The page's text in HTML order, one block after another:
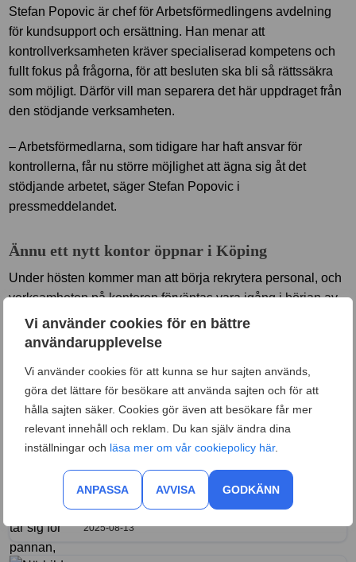
Vi använder cookies för en bättre
användarupplevelse
Vi använder cookies för att kunna se hur sajten används,
göra det lättare för besökare att använda sajten och för att
hålla sajten säker. Cookies gör även att besökare får mer
relevant innehåll och reklam. Du kan själv ändra dina
inställningar och läsa mer om vår cookiepolicy här.
ANPASSA AVVISA GODKÄNN
Stefan Popovic är chef för Arbetsförmedlingens avdelning
för kundsupport och ersättning. Han menar att
kontrollverksamheten kräver specialiserad kompetens och
fullt fokus på frågorna, för att besluten ska bli så rättssäkra
som möjligt. Därför vill man separera det här uppdraget från
den stödjande verksamheten.
– Arbetsförmedlarna, som tidigare har haft ansvar för
kontrollerna, får nu större möjlighet att ägna sig åt det
stödjande arbetet, säger Stefan Popovic i
pressmeddelandet.
Ännu ett nytt kontor öppnar i Köping
Under hösten kommer man att börja rekrytera personal, och
verksamheten på kontoren förväntas vara igång i början av
2020.
Men redan i oktober påbörjas en del av den nya enhetens
arbete. Redan tidigare har Arbetsförmedlingen nämligen
startat ett kontor i Köping, som ett första steg i
omorganiseringen. Där har man anställt 80 personer.
Senaste nyheterna
ARBETSMARKNAD
Arbetsförmedlingen: Arbetslösheten stiger – nu
något mer bland kvinnor
2025-08-13